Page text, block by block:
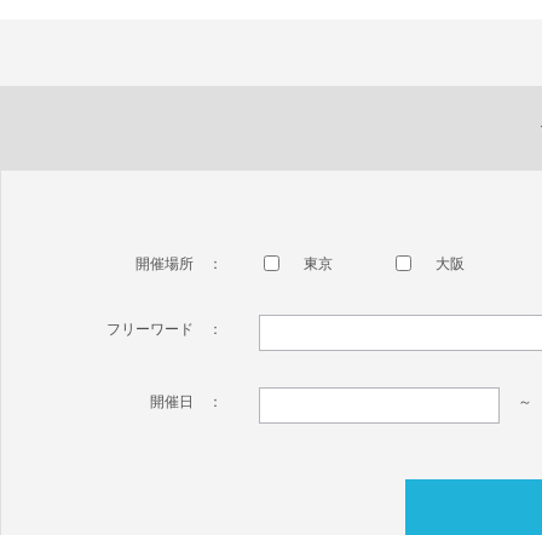
開催場所 ： 東京 大阪
フリーワード ：
開催日 ： ～